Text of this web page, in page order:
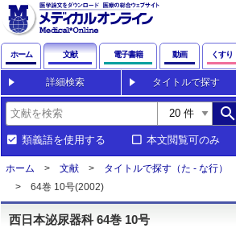
ホーム 文献 電子書籍 動画 くすり
詳細検索 タイトルで探す
search
類義語を使用する 本文閲覧可のみ
ホーム 文献 タイトルで探す（た - な行）
64巻 10号(2002)
西日本泌尿器科 64巻 10号